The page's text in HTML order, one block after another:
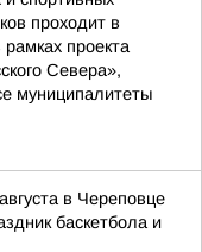
проходит в
проекта
Севера»,
муниципалитеты
в Череповце
баскетбола и